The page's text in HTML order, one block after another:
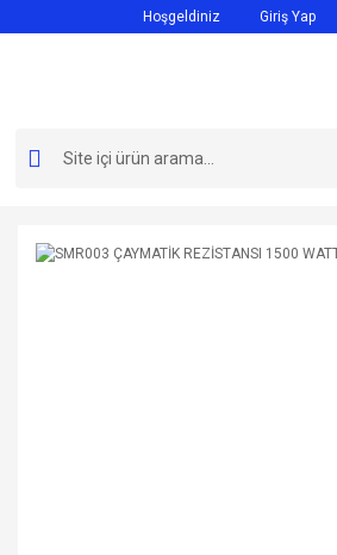
Hoşgeldiniz Giriş Yap